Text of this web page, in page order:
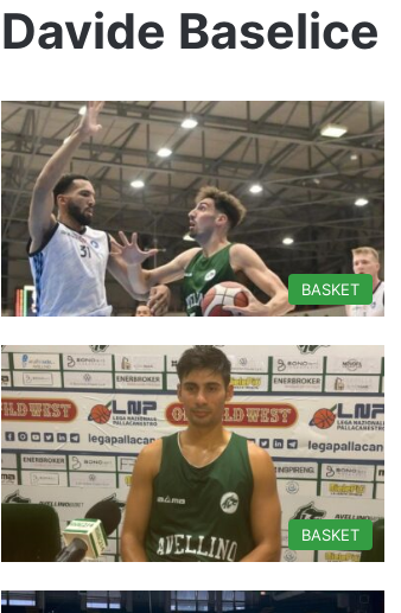
Davide Baselice
BASKET
BASKET